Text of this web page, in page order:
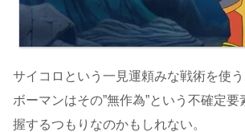
サイコロという一見運頼みな戦術を使う
ボーマンはその”無作為”という不確定
握するつもりなのかもしれない。